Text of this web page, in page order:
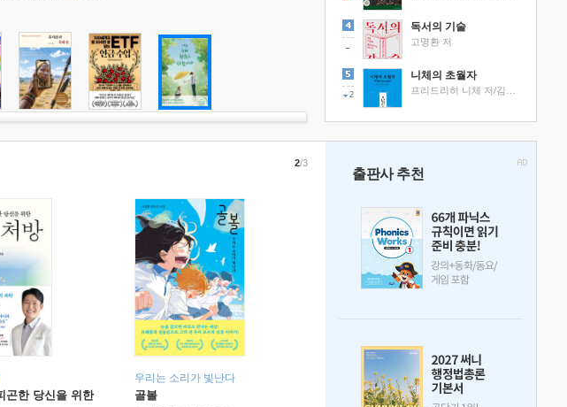
독서의 기술
고명환 저
2
니체의 초월자
곤한 당신을 위한
우리는 소리가 빛난다
골볼
2/3
출판사 추천